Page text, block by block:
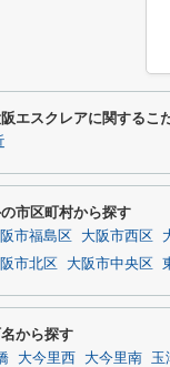
エスクレアに関するこ
市区町村から探す
市福島区 大阪市西区
市北区 大阪市中央区
から探す
大今里西 大今里南 玉